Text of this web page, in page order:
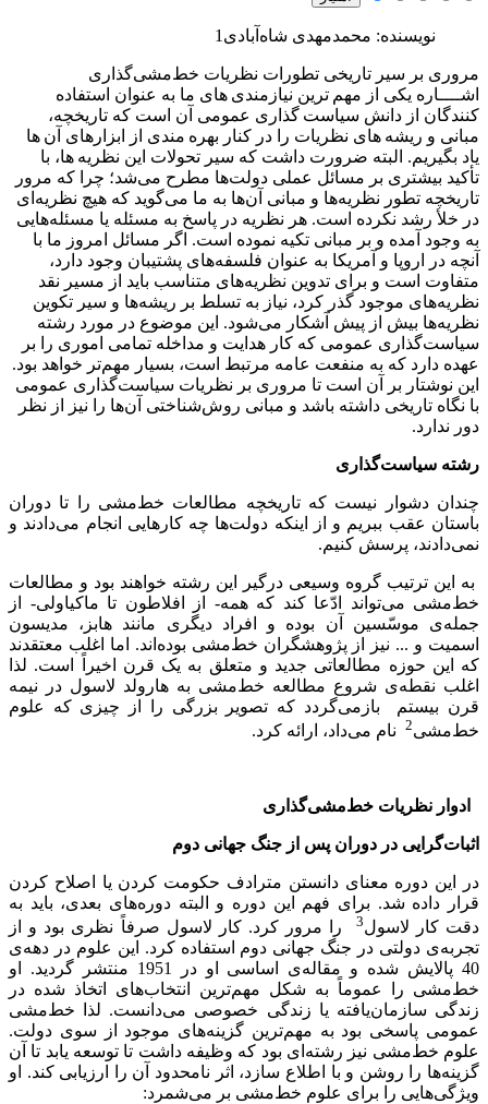
نویسنده: محمدمهدی شاه‌آبادی1
مروری بر سیر تاریخی تطورات نظریات خط‌مشی‌گذاری
اشــــاره یکی از مهم ترین نیازمندی های ما به عنوان استفاده
کنندگان از دانش سیاست گذاری عمومی آن است که تاریخچه،
مبانی و ریشه های نظریات را در کنار بهره مندی از ابزارهای آن ها
یاد بگیریم. البته ضرورت داشت که سیر تحولات این نظریه ها، با
تأکید بیشتری بر مسائل عملی دولت‌ها مطرح می‌شد؛ چرا که مرور
تاریخچه تطور نظریه‌ها و مبانی آن‌ها به ما می‌گوید که هیچ نظریه‌ای
در خلأ رشد نکرده است. هر نظریه در پاسخ به مسئله یا مسئله‌هایی
به وجود آمده و بر مبانی تکیه نموده است. اگر مسائل امروز ما با
آنچه در اروپا و آمریکا به عنوان فلسفه‌های پشتیبان وجود دارد،
متفاوت است و برای تدوین نظریه‌های متناسب باید از مسیر نقد
نظریه‌های موجود گذر کرد، نیاز به تسلط بر ریشه‌ها و سیر تکوین
نظریه‌ها بیش از پیش آشکار می‌شود. این موضوع در مورد رشته
سیاست‌گذاری عمومی که کار هدایت و مداخله تمامی اموری را بر
عهده دارد که به منفعت عامه مرتبط است، بسیار مهم‌تر خواهد بود.
این نوشتار بر آن است تا مروری بر نظریات سیاست‌گذاری عمومی
با نگاه تاریخی داشته باشد و مبانی روش‌شناختی آن‌ها را نیز از نظر
دور ندارد.
رشته سیاست‌گذاری
چندان دشوار نیست که تاریخچه مطالعات خط‌مشی را تا دوران
باستان عقب ببریم و از اینکه دولت‌ها چه کارهایی انجام می‌دادند و
نمی‌دادند، پرسش کنیم.
به این ترتیب گروه وسیعی درگیر این رشته خواهند بود و مطالعات
خط‌مشی می‌تواند ادّعا کند که همه- از افلاطون تا ماکیاولی- از
جمله‌ی موسّسین آن بوده‌ و افراد دیگری مانند ‌هابز، مدیسون
اسمیت و ... نیز از پژوهشگران خط‌مشی بوده‌اند. اما اغلب معتقدند
که این حوزه مطالعاتی جدید و متعلق به یک قرن اخیراً است. لذا
اغلب نقطه‌ی شروع مطالعه خط‌مشی به ‌هارولد لاسول در نیمه
قرن بیستم بازمی‌گردد که تصویر بزرگی را از چیزی که علوم
خط‌مشی2 نام می‌داد، ارائه کرد.
ادوار نظریات خط‌مشی‌گذاری
اثبات‌گرایی در دوران پس از جنگ جهانی دوم
در این دوره معنای دانستن مترادف حکومت کردن یا اصلاح کردن
قرار داده شد. برای فهم این دوره و البته دوره‌های بعدی، باید به
دقت کار لاسول3 را مرور کرد. کار لاسول صرفاً نظری بود و از
تجربه‌ی دولتی در جنگ جهانی دوم استفاده کرد. این علوم در دهه‌ی
40 پالایش شده و مقاله‌ی اساسی او در 1951 منتشر گردید. او
خط‌مشی را عموماً به شکل مهم‌ترین انتخاب‌های اتخاذ شده در
زندگی سازمان‌یافته یا زندگی خصوصی می‌دانست. لذا خط‌مشی
عمومی‌ پاسخی بود به مهم‌ترین گزینه‌های موجود از سوی دولت.
علوم خط‌مشی نیز رشته‌ای بود که وظیفه داشت تا توسعه یابد تا آن
گزینه‌ها را روشن و با اطلاع سازد، اثر نامحدود آن را ارزیابی کند. او
ویژگی‌هایی را برای علوم خط‌مشی بر می‌شمرد: